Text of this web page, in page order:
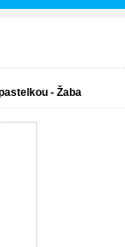
- Žaba